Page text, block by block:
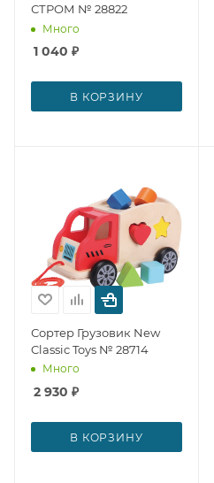
СТРОМ № 28822
Много
1 040 ₽
В КОРЗИНУ
Сортер Грузовик New
Classic Toys № 28714
Много
2 930 ₽
В КОРЗИНУ